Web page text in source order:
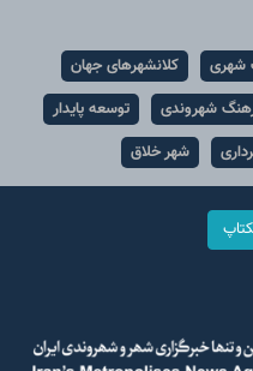
شهری
کلانشهرهای جهان
شهروندی
توسعه پایدار
شهر خلاق